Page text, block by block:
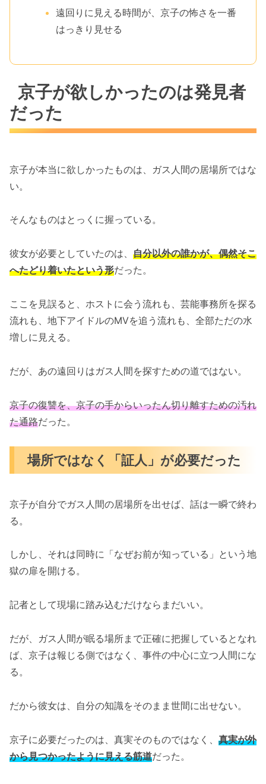
遠回りに見える時間が、京子の怖さを一番
はっきり見せる
京子が欲しかったのは発見者
だった
京子が本当に欲しかったものは、ガス人間の居場所ではな
い。
そんなものはとっくに握っている。
彼女が必要としていたのは、 自分以外の誰かが、偶然そこ
へたどり着いたという形だった。
ここを見誤ると、ホストに会う流れも、芸能事務所を探る
流れも、地下アイドルのMVを追う流れも、全部ただの水
増しに見える。
だが、あの遠回りはガス人間を探すための道ではない。
京子の復讐を、京子の手からいったん切り離すための汚れ
た通路だった。
場所ではなく「証人」が必要だった
京子が自分でガス人間の居場所を出せば、話は一瞬で終わ
る。
しかし、それは同時に「なぜお前が知っている」という地
獄の扉を開ける。
記者として現場に踏み込むだけならまだいい。
だが、ガス人間が眠る場所まで正確に把握しているとなれ
ば、京子は報じる側ではなく、事件の中心に立つ人間にな
る。
だから彼女は、自分の知識をそのまま世間に出せない。
京子に必要だったのは、真実そのものではなく、 真実が外
から見つかったように見える筋道だった。